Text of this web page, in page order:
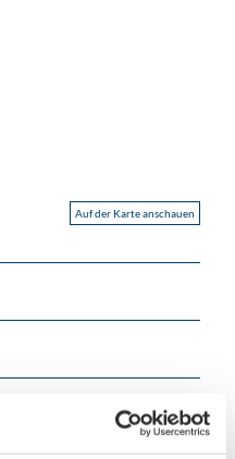
Auf der Karte anschauen